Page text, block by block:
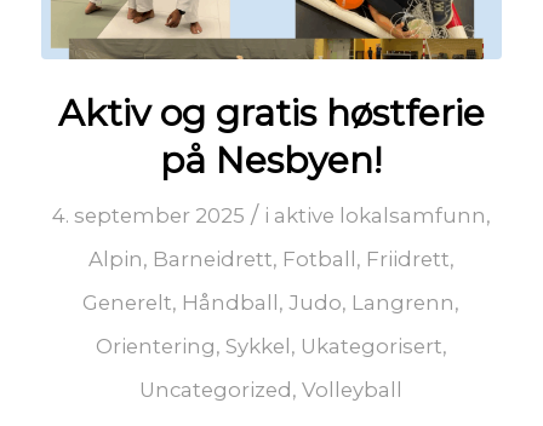
Aktiv og gratis høstferie
på Nesbyen!
4. september 2025 / i aktive lokalsamfunn,
Alpin, Barneidrett, Fotball, Friidrett,
Generelt, Håndball,Judo, Langrenn,
Orientering, Sykkel, Ukategorisert,
Uncategorized,Volleyball